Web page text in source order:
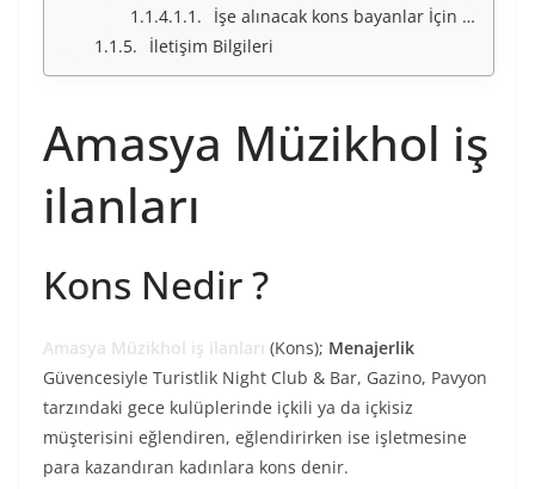
İşe alınacak kons bayanlar İçin Türkiye Geneli İllerimiz
İletişim Bilgileri
Amasya Müzikhol iş
ilanları
Kons Nedir ?
Amasya Müzikhol iş ilanları (Kons); Menajerlik
Güvencesiyle Turistlik Night Club & Bar, Gazino, Pavyon
tarzındaki gece kulüplerinde içkili ya da içkisiz
müşterisini eğlendiren, eğlendirirken ise işletmesine
para kazandıran kadınlara kons denir.